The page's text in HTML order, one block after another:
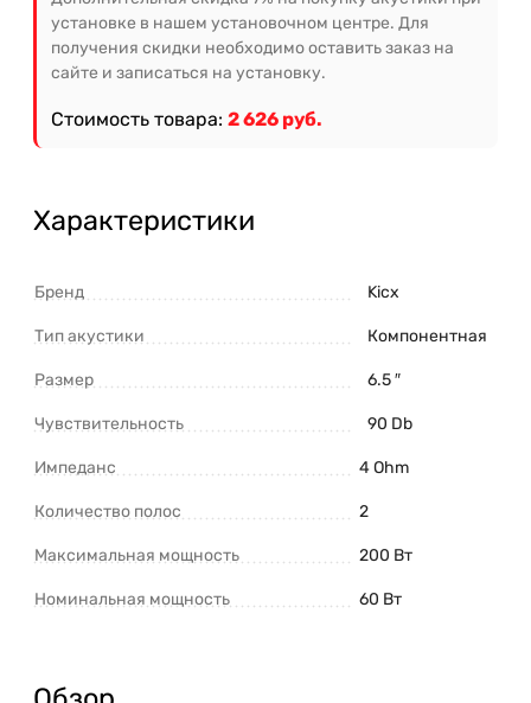
установке в нашем установочном центре. Для
получения скидки необходимо оставить заказ на
сайте и записаться на установку.
Стоимость товара: 2 626 руб.
Характеристики
Бренд Kicx
Тип акустики Компонентная
Размер 6.5 ″
Чувствительность 90 Db
Импеданс 4 Ohm
Количество полос 2
Максимальная мощность 200 Вт
Номинальная мощность 60 Вт